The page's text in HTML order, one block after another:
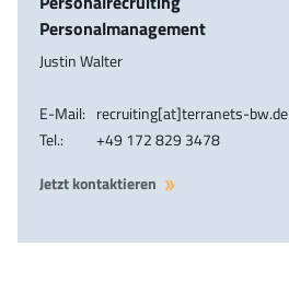
Personalmanagement
Justin Walter
E-Mail: recruiting[at]terranets-bw.de
Tel.:
+49 172 829 3478
Jetzt kontaktieren